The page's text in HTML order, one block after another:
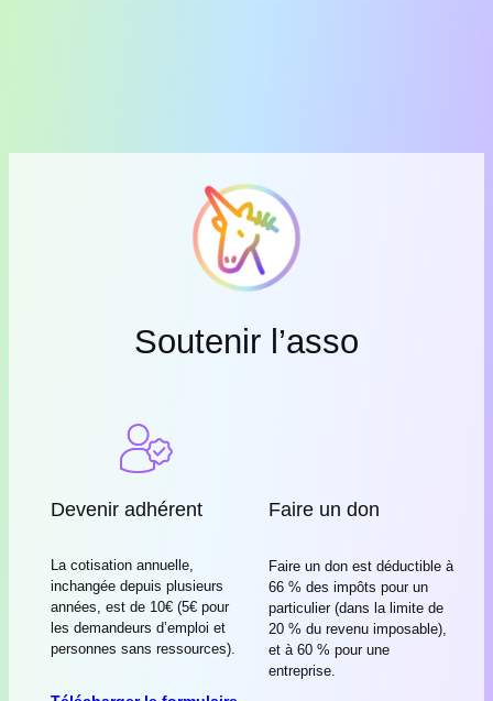
Soutenir l’asso
Devenir adhérent
La cotisation annuelle,
inchangée depuis plusieurs
années, est de 10€ (5€ pour
les demandeurs d’emploi et
personnes sans ressources).
Faire un don
Faire un don est déductible à
66 % des impôts pour un
particulier (dans la limite de
20 % du revenu imposable),
et à 60 % pour une
entreprise.